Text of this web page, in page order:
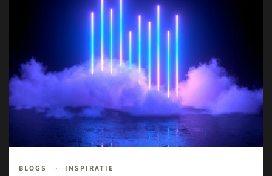
BLOGS INSPIRATIE